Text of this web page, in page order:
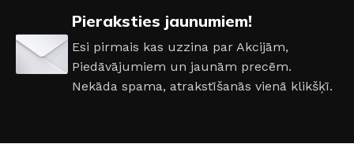
Pieraksties jaunumiem!
Esi pirmais kas uzzina par Akcijām,
Piedāvājumiem un jaunām precēm.
Nekāda spama, atrakstīšanās vienā klikšķī.